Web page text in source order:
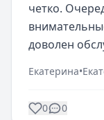
четко.
доволен
Екатерина•
0 0